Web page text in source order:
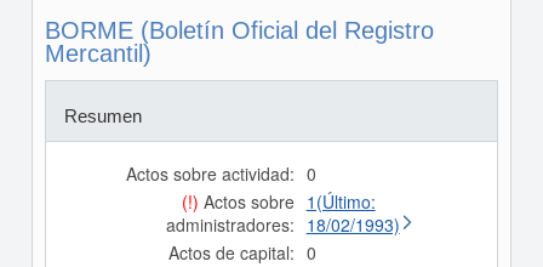
BORME (Boletín Oficial del Registro
Mercantil)
Resumen
Actos sobre actividad: 0
(!) Actos sobre
administradores:
1(Último:
18/02/1993)
Actos de capital: 0